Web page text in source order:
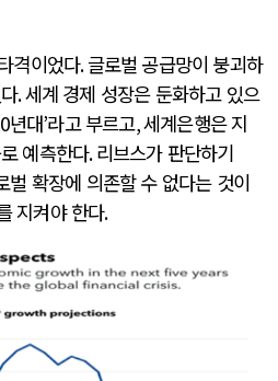
격이었다.글로벌 공급망이 붕괴하
.세계 경제 성장은 둔화하고 있으
년대’라고 부르고,세계은행은 지
예측한다.리브스가 판단하기
벌 확장에 의존할 수 없다는 것이
지켜야 한다.